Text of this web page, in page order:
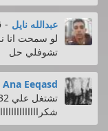
عبدالله نايل -
لو سمحت انا
تشوفلي حل
Eeqasd
شكراااااااااااااا